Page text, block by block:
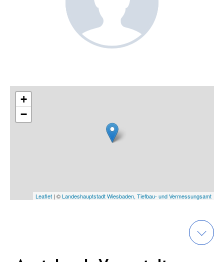
+
−
Leaflet | ©Landeshauptstadt Wiesbaden, Tiefbau- und Vermessungsamt